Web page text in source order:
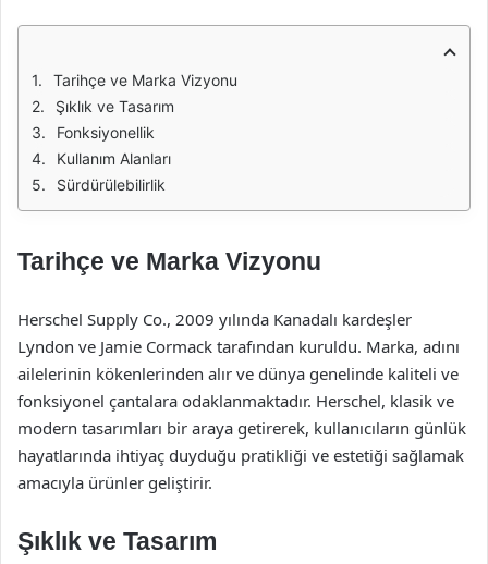
Tarihçe ve Marka Vizyonu
Şıklık ve Tasarım
Fonksiyonellik
Kullanım Alanları
Sürdürülebilirlik
Tarihçe ve Marka Vizyonu
Herschel Supply Co., 2009 yılında Kanadalı kardeşler
Lyndon ve Jamie Cormack tarafından kuruldu. Marka, adını
ailelerinin kökenlerinden alır ve dünya genelinde kaliteli ve
fonksiyonel çantalara odaklanmaktadır. Herschel, klasik ve
modern tasarımları bir araya getirerek, kullanıcıların günlük
hayatlarında ihtiyaç duyduğu pratikliği ve estetiği sağlamak
amacıyla ürünler geliştirir.
Şıklık ve Tasarım